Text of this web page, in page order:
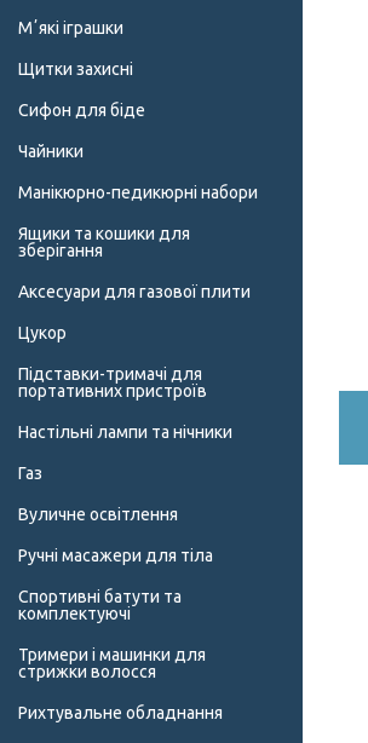
Мʼякі іграшки
Щитки захисні
Сифон для біде
Чайники
Манікюрно-педикюрні набори
Ящики та кошики для
зберігання
Аксесуари для газової плити
Цукор
Підставки-тримачі для
портативних пристроїв
Настільні лампи та нічники
Газ
Вуличне освітлення
Ручні масажери для тіла
Спортивні батути та
комплектуючі
Тримери і машинки для
стрижки волосся
Рихтувальне обладнання